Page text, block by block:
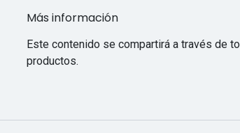
Más información
Este contenido se compartirá a través de
productos.